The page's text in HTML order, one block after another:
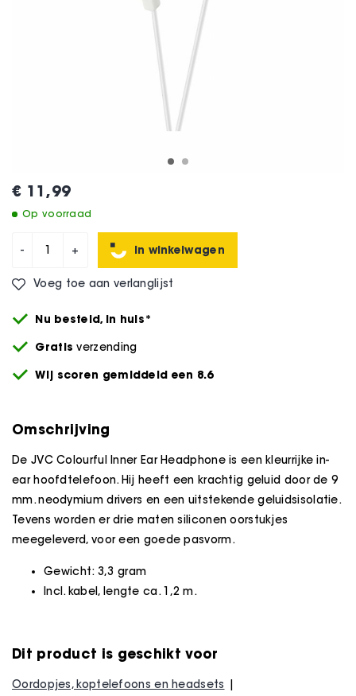
€ 11,99
Op voorraad
- + In winkelwagen
Voeg toe aan verlanglijst
Nu besteld, in huis*
Gratis verzending
Wij scoren gemiddeld een 8.6
Omschrijving
De JVC Colourful Inner Ear Headphone is een kleurrijke in-
ear hoofdtelefoon. Hij heeft een krachtig geluid door de 9
mm. neodymium drivers en een uitstekende geluidsisolatie.
Tevens worden er drie maten siliconen oorstukjes
meegeleverd, voor een goede pasvorm.
Gewicht: 3,3 gram
Incl. kabel, lengte ca. 1,2 m.
Dit product is geschikt voor
Oordopjes, koptelefoons en headsets